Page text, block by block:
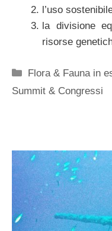
l’uso
la divisione
risorse
Categorie
Flora & Fauna in
Summit & Congressi